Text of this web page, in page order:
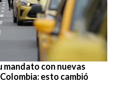
mandato con nuevas
esto cambió